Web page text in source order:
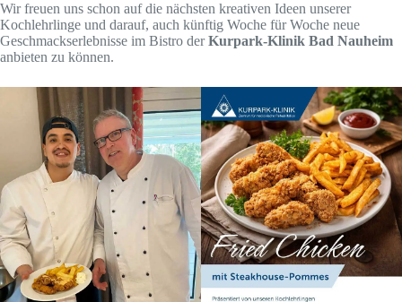
Wir freuen uns schon auf die nächsten kreativen Ideen unserer
Kochlehrlinge und darauf, auch künftig Woche für Woche neue
Geschmackserlebnisse im Bistro derKurpark-Klinik Bad Nauheim
anbieten zu können.